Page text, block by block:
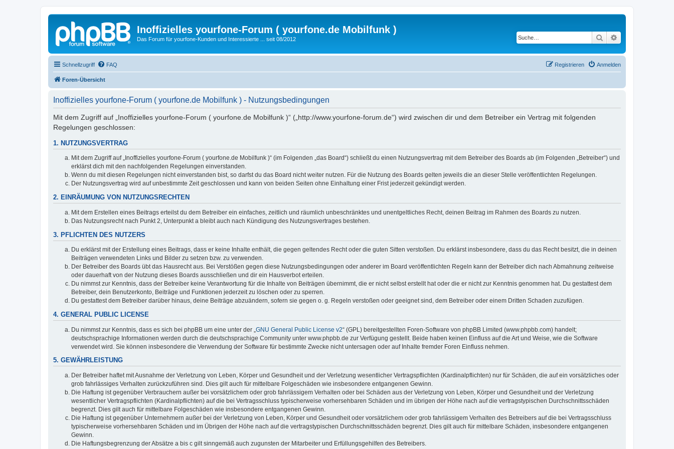
Inoffizielles yourfone-Forum ( yourfone.de Mobilfunk )
Das Forum für yourfone-Kunden und Interessierte ... seit 08/2012 Suche
Schnellzugriff FAQ Anmelden
Registrieren
Foren-Übersicht
Inoffizielles yourfone-Forum ( yourfone.de Mobilfunk ) - Nutzungsbedingungen
Mit dem Zugriff auf „Inoffizielles yourfone-Forum ( yourfone.de Mobilfunk )“ („http://www.yourfone-forum.de“) wird zwischen dir und dem Betreiber ein Vertrag mit folgenden
Regelungen geschlossen:
1. NUTZUNGSVERTRAG
Mit dem Zugriff auf „Inoffizielles yourfone-Forum ( yourfone.de Mobilfunk )“ (im Folgenden „das Board“) schließt du einen Nutzungsvertrag mit dem Betreiber des Boards ab (im Folgenden „Betreiber“) und
erklärst dich mit den nachfolgenden Regelungen einverstanden.
Wenn du mit diesen Regelungen nicht einverstanden bist, so darfst du das Board nicht weiter nutzen. Für die Nutzung des Boards gelten jeweils die an dieser Stelle veröffentlichten Regelungen.
Der Nutzungsvertrag wird auf unbestimmte Zeit geschlossen und kann von beiden Seiten ohne Einhaltung einer Frist jederzeit gekündigt werden.
2. EINRÄUMUNG VON NUTZUNGSRECHTEN
Mit dem Erstellen eines Beitrags erteilst du dem Betreiber ein einfaches, zeitlich und räumlich unbeschränktes und unentgeltliches Recht, deinen Beitrag im Rahmen des Boards zu nutzen.
Das Nutzungsrecht nach Punkt 2, Unterpunkt a bleibt auch nach Kündigung des Nutzungsvertrages bestehen.
3. PFLICHTEN DES NUTZERS
Du erklärst mit der Erstellung eines Beitrags, dass er keine Inhalte enthält, die gegen geltendes Recht oder die guten Sitten verstoßen. Du erklärst insbesondere, dass du das Recht besitzt, die in deinen
Beiträgen verwendeten Links und Bilder zu setzen bzw. zu verwenden.
Der Betreiber des Boards übt das Hausrecht aus. Bei Verstößen gegen diese Nutzungsbedingungen oder anderer im Board veröffentlichten Regeln kann der Betreiber dich nach Abmahnung zeitweise
oder dauerhaft von der Nutzung dieses Boards ausschließen und dir ein Hausverbot erteilen.
Du nimmst zur Kenntnis, dass der Betreiber keine Verantwortung für die Inhalte von Beiträgen übernimmt, die er nicht selbst erstellt hat oder die er nicht zur Kenntnis genommen hat. Du gestattest dem
Betreiber, dein Benutzerkonto, Beiträge und Funktionen jederzeit zu löschen oder zu sperren.
Du gestattest dem Betreiber darüber hinaus, deine Beiträge abzuändern, sofern sie gegen o. g. Regeln verstoßen oder geeignet sind, dem Betreiber oder einem Dritten Schaden zuzufügen.
4. GENERAL PUBLIC LICENSE
Du nimmst zur Kenntnis, dass es sich bei phpBB um eine unter der „ GNU General Public License v2“ (GPL) bereitgestellten Foren-Software von phpBB Limited (www.phpbb.com) handelt;
deutschsprachige Informationen werden durch die deutschsprachige Community unter www.phpbb.de zur Verfügung gestellt. Beide haben keinen Einfluss auf die Art und Weise, wie die Software
verwendet wird. Sie können insbesondere die Verwendung der Software für bestimmte Zwecke nicht untersagen oder auf Inhalte fremder Foren Einfluss nehmen.
5. GEWÄHRLEISTUNG
Der Betreiber haftet mit Ausnahme der Verletzung von Leben, Körper und Gesundheit und der Verletzung wesentlicher Vertragspflichten (Kardinalpflichten) nur für Schäden, die auf ein vorsätzliches oder
grob fahrlässiges Verhalten zurückzuführen sind. Dies gilt auch für mittelbare Folgeschäden wie insbesondere entgangenen Gewinn.
Die Haftung ist gegenüber Verbrauchern außer bei vorsätzlichem oder grob fahrlässigem Verhalten oder bei Schäden aus der Verletzung von Leben, Körper und Gesundheit und der Verletzung
wesentlicher Vertragspflichten (Kardinalpflichten) auf die bei Vertragsschluss typischerweise vorhersehbaren Schäden und im übrigen der Höhe nach auf die vertragstypischen Durchschnittsschäden
begrenzt. Dies gilt auch für mittelbare Folgeschäden wie insbesondere entgangenen Gewinn.
Die Haftung ist gegenüber Unternehmern außer bei der Verletzung von Leben, Körper und Gesundheit oder vorsätzlichem oder grob fahrlässigem Verhalten des Betreibers auf die bei Vertragsschluss
typischerweise vorhersehbaren Schäden und im Übrigen der Höhe nach auf die vertragstypischen Durchschnittsschäden begrenzt. Dies gilt auch für mittelbare Schäden, insbesondere entgangenen
Gewinn.
Die Haftungsbegrenzung der Absätze a bis c gilt sinngemäß auch zugunsten der Mitarbeiter und Erfüllungsgehilfen des Betreibers.